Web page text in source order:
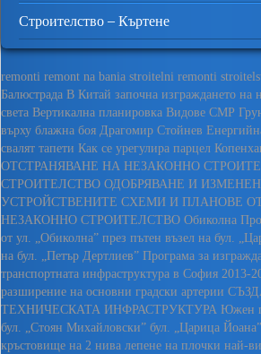
Строителство – Къртене
remonti remont na bania stroitelni remonti
Балюстрада В Китай започна изграждането на
света Вертикална планировка Видове СМР
върху блажна боя Драгомир Стойнев
свалят тапети Как се урегулира парцел
ОТСТРАНЯВАНЕ НА НЕЗАКОННО
СТРОИТЕЛСТВО ОДОБРЯВАНЕ И
УСТРОЙСТВЕНИТЕ СХЕМИ И ПЛАНОВЕ
НЕЗАКОННО СТРОИТЕЛСТВО Обиколна
от ул. „Обиколна” през пътен възел на бул.
на бул. „Петър Дертлиев” Програма за
транспортната инфраструктура в София 2013-
разширение на основни градски артерии
ТЕХНИЧЕСКАТА ИНФРАСТРУКТУРА Южен
бул. „Стоян Михайловски” бул. „Царица Йоана”
кръстовище на 2 нива лепене на плочки най-